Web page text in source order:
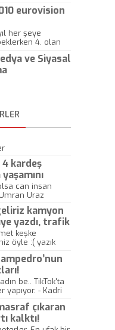
eurovision
her şeye
4. olan
yarışmada
anlamıştır.
ve Siyasal
4 kardeş
can insan
Uraz
kamyon
yazdı, trafik
öldü!
keşke
öyle :( yazık
be.. TikTok'ta
yapıyor. - Kadri
çıkaran
kalktı!